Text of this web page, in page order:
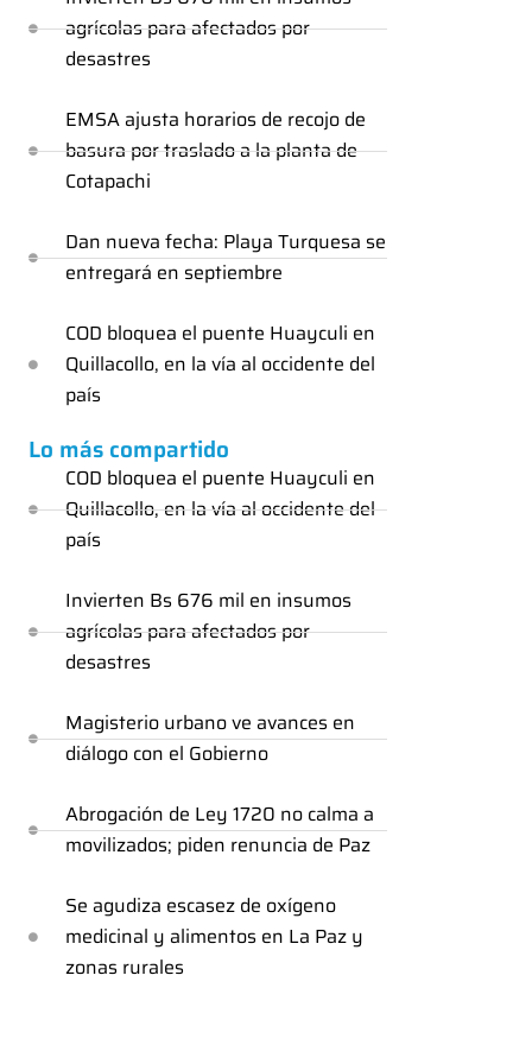
agrícolas para afectados por
desastres
EMSA ajusta horarios de recojo de
basura por traslado a la planta de
Cotapachi
Dan nueva fecha: Playa Turquesa se
entregará en septiembre
COD bloquea el puente Huayculi en
Quillacollo, en la vía al occidente del
país
Lo más compartido
COD bloquea el puente Huayculi en
Quillacollo, en la vía al occidente del
país
Invierten Bs 676 mil en insumos
agrícolas para afectados por
desastres
Magisterio urbano ve avances en
diálogo con el Gobierno
Abrogación de Ley 1720 no calma a
movilizados; piden renuncia de Paz
Se agudiza escasez de oxígeno
medicinal y alimentos en La Paz y
zonas rurales